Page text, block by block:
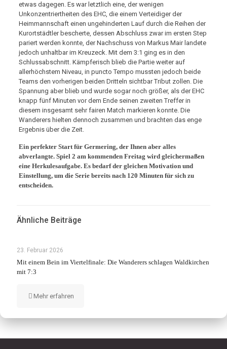
etwas dagegen. Es war letztlich eine, der wenigen
Unkonzentriertheiten des EHC, die einem Verteidiger der
Heimmannschaft einen ungehinderten Lauf durch die Reihen der
Kurortstädtler bescherte, dessen Abschluss zwar im ersten Step
pariert werden konnte, der Nachschuss von Markus Mair landete
jedoch unhaltbar im Kreuzeck. Mit dem 3:1 ging es in den
Schlussabschnitt. Kämpferisch blieb die Partie weiter auf
allerhöchstem Niveau, in puncto Tempo mussten jedoch beide
Teams den vorherigen beiden Dritteln sichtbar Tribut zollen. Die
Spannung aber blieb und wurde sogar noch größer, als der EHC
knapp fünf Minuten vor dem Ende seinen zweiten Treffer in
diesem insgesamt sehr fairen Match markieren konnte. Die
Wanderers hielten dennoch zusammen und brachten das enge
Ergebnis über die Zeit.
Ein perfekter Start für Germering, der Ihnen aber alles
abverlangte. Spiel 2 am kommenden Freitag wird gleichermaßen
eine Herkulesaufgabe. Es bedarf der gleichen Motivation und
Einstellung, um die Serie bereits nach 120 Minuten für sich zu
entscheiden.
Ähnliche Beiträge
23. Februar 2026
Mit einem Bein im Viertelfinale: Die Wanderers schlagen Waldkirchen
mit 7:3
Mehr erfahren